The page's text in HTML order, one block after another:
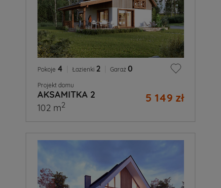
Pokoje 4 Łazienki 2 Garaż 0
Projekt domu
AKSAMITKA 2 5 149 zł
102 m2